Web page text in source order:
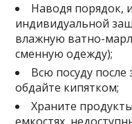
Наводя порядок,
индивидуальной
влажную ватно-
сменную одежду);
Всю посуду
обдайте кипятком;
Храните